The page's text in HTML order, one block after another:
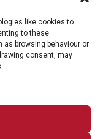
like cookies to
to these
browsing behaviour or
consent, may